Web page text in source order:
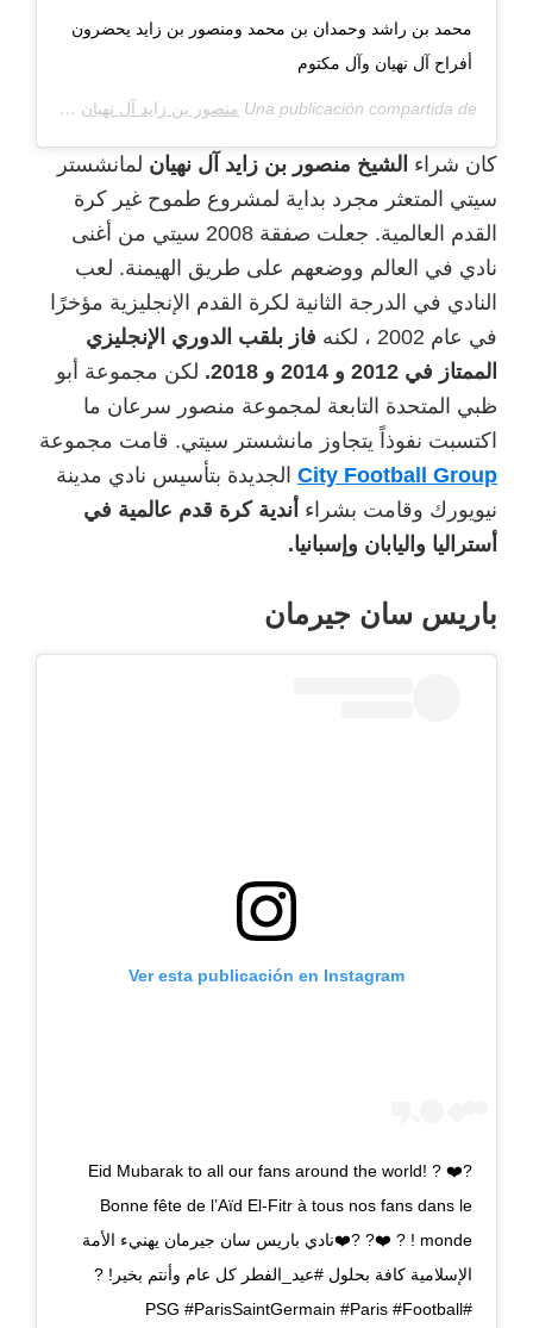
محمد بن راشد وحمدان بن محمد ومنصور بن زايد يحضرون
أفراح آل نهيان وآل مكتوم
Una publicación compartida de منصور بن زايد آل نهيان
كان شراء الشيخ منصور بن زايد آل نهيان لمانشستر
سيتي المتعثر مجرد بداية لمشروع طموح غير كرة
القدم العالمية. جعلت صفقة 2008 سيتي من أغنى
نادي في العالم ووضعهم على طريق الهيمنة. لعب
النادي في الدرجة الثانية لكرة القدم الإنجليزية مؤخرًا
في عام 2002 ، لكنه
فاز بلقب الدوري الإنجليزي
الممتاز في 2012 و 2014 و 2018.
لكن مجموعة أبو
ظبي المتحدة التابعة لمجموعة منصور سرعان ما
اكتسبت نفوذاً يتجاوز مانشستر سيتي. قامت مجموعة
City Football Group الجديدة بتأسيس نادي مدينة
نيويورك وقامت بشراء أندية كرة قدم عالمية في
أستراليا واليابان وإسبانيا.
باريس سان جيرمان
Ver esta publicación en Instagram
Eid Mubarak to all our fans around the world! ? ❤️?
Bonne fête de l’Aïd El-Fitr à tous nos fans dans le
monde ! ? ❤️? ?❤️نادي باريس سان جيرمان⁩ يهنيء الأمة
الإسلامية كافة بحلول #عيد_الفطر كل عام وأنتم بخير! ?
#PSG #ParisSaintGermain #Paris #Football